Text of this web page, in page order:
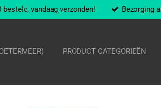
besteld, vandaag verzonden! Bezorging
PRODUCT CATEGORIEËN